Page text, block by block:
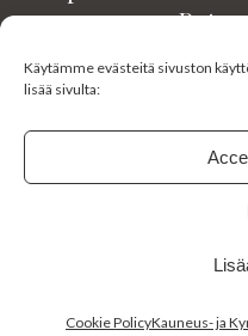
Käytämme evästeitä sivuston
lisää sivulta:
Cookie PolicyKauneus- ja
045